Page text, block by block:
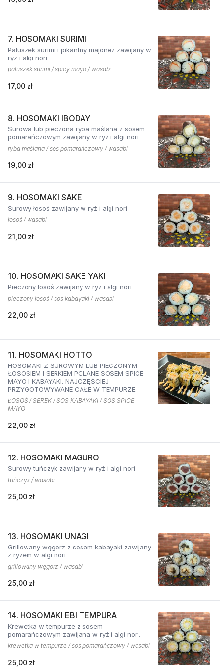
7. HOSOMAKI SURIMI
Paluszek surimi i pikantny majonez zawijany w
ryż i algi nori
paluszek surimi / spicy mayo / wasabi
17,00 zł
8. HOSOMAKI IBODAY
Surowa lub pieczona ryba maślana z sosem
pomarańczowym zawijany w ryż i algi nori
ryba maślana / sos pomarańczowy / wasabi
19,00 zł
9. HOSOMAKI SAKE
Surowy łosoś zawijany w ryż i algi nori
łosoś / wasabi
21,00 zł
10. HOSOMAKI SAKE YAKI
Pieczony łosoś zawijany w ryż i algi nori
pieczony łosoś / sos kabayaki / wasabi
22,00 zł
11. HOSOMAKI HOTTO
HOSOMAKI Z SUROWYM LUB PIECZONYM
ŁOSOSIEM I SERKIEM POLANE SOSEM SPICE
MAYO I KABAYAKI. NAJCZĘŚCIEJ
PRZYGOTOWYWANE CAŁE W TEMPURZE.
ŁOSOŚ / SEREK / SOS KABAYAKI / SOS SPICE
MAYO
22,00 zł
12. HOSOMAKI MAGURO
Surowy tuńczyk zawijany w ryż i algi nori
tuńczyk / wasabi
25,00 zł
13. HOSOMAKI UNAGI
Grillowany węgorz z sosem kabayaki zawijany
z ryżem w algi nori
grillowany węgorz / wasabi
25,00 zł
14. HOSOMAKI EBI TEMPURA
Krewetka w tempurze z sosem
pomarańczowym zawijana w ryż i algi nori.
krewetka w tempurze / sos pomarańczowy / wasabi
25,00 zł